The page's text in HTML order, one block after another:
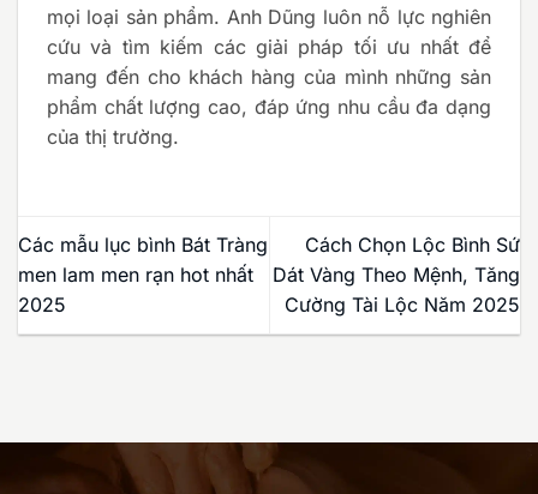
mọi loại sản phẩm. Anh Dũng luôn nỗ lực nghiên
cứu và tìm kiếm các giải pháp tối ưu nhất để
mang đến cho khách hàng của mình những sản
phẩm chất lượng cao, đáp ứng nhu cầu đa dạng
của thị trường.
Các mẫu lục bình Bát Tràng
men lam men rạn hot nhất
2025
Cách Chọn Lộc Bình Sứ
Dát Vàng Theo Mệnh, Tăng
Cường Tài Lộc Năm 2025